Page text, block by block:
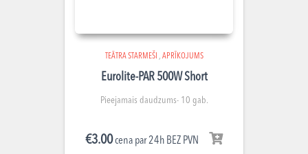
TEĀTRA STARMEŠI , APRĪKOJUMS
Eurolite-PAR 500W Short
Pieejamais daudzums- 10 gab.
€3.00cena par 24h BEZ PVN